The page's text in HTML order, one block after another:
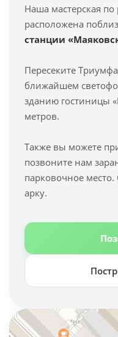
Наша мастерская
расположена
станции
Пересеките
ближайшем
зданию гостиницы
метров.
Также вы можете
позвоните нам
парковочное место.
арку.